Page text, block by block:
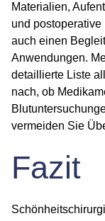
Materialien,
und
auch einen
Anwendungen.
detaillierte Liste
nach, ob
vermeiden Sie
Fazit